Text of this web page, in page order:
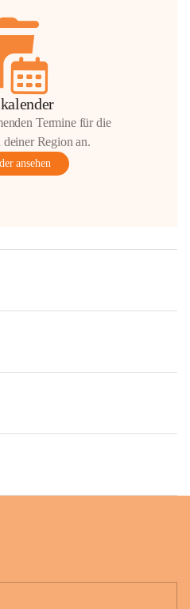
Termine für die
Region an.
ansehen